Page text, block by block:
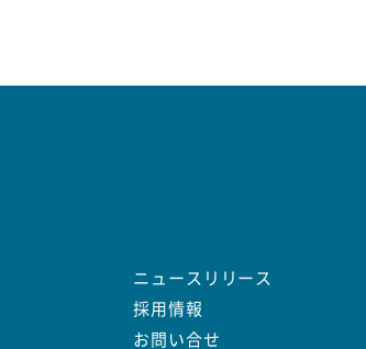
ニュースリリース
採用情報
お問い合せ